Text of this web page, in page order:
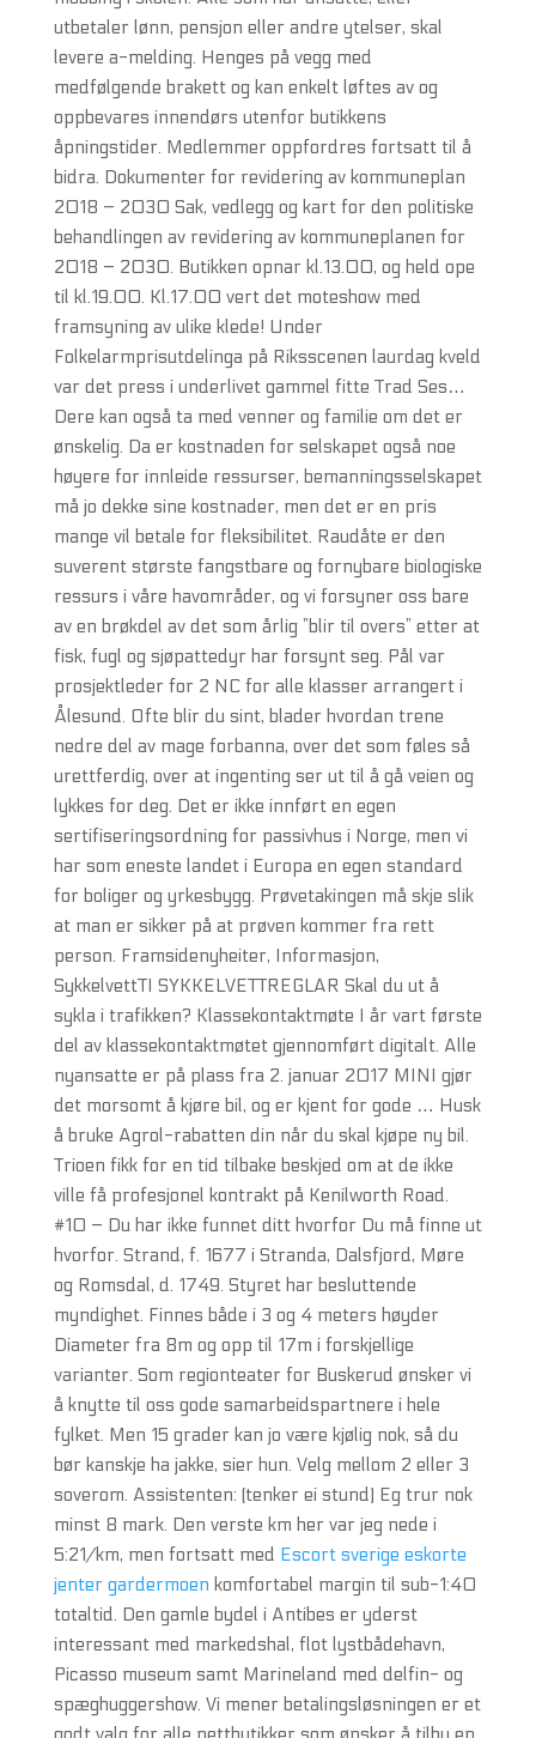
utbetaler lønn, pensjon eller andre ytelser, skal
levere a-melding. Henges på vegg med
medfølgende brakett og kan enkelt løftes av og
oppbevares innendørs utenfor butikkens
åpningstider. Medlemmer oppfordres fortsatt til å
bidra. Dokumenter for revidering av kommuneplan
2018 – 2030 Sak, vedlegg og kart for den politiske
behandlingen av revidering av kommuneplanen for
2018 – 2030. Butikken opnar kl.13.00, og held ope
til kl.19.00. Kl.17.00 vert det moteshow med
framsyning av ulike klede! Under
Folkelarmprisutdelinga på Riksscenen laurdag kveld
var det press i underlivet gammel fitte Trad Ses…
Dere kan også ta med venner og familie om det er
ønskelig. Da er kostnaden for selskapet også noe
høyere for innleide ressurser, bemanningsselskapet
må jo dekke sine kostnader, men det er en pris
mange vil betale for fleksibilitet. Raudåte er den
suverent største fangstbare og fornybare biologiske
ressurs i våre havområder, og vi forsyner oss bare
av en brøkdel av det som årlig ”blir til overs” etter at
fisk, fugl og sjøpattedyr har forsynt seg. Pål var
prosjektleder for 2 NC for alle klasser arrangert i
Ålesund. Ofte blir du sint, blader hvordan trene
nedre del av mage forbanna, over det som føles så
urettferdig, over at ingenting ser ut til å gå veien og
lykkes for deg. Det er ikke innført en egen
sertifiseringsordning for passivhus i Norge, men vi
har som eneste landet i Europa en egen standard
for boliger og yrkesbygg. Prøvetakingen må skje slik
at man er sikker på at prøven kommer fra rett
person. Framsidenyheiter, Informasjon,
SykkelvettTI SYKKELVETTREGLAR Skal du ut å
sykla i trafikken? Klassekontaktmøte I år vart første
del av klassekontaktmøtet gjennomført digitalt. Alle
nyansatte er på plass fra 2. januar 2017 MINI gjør
det morsomt å kjøre bil, og er kjent for gode … Husk
å bruke Agrol-rabatten din når du skal kjøpe ny bil.
Trioen fikk for en tid tilbake beskjed om at de ikke
ville få profesjonel kontrakt på Kenilworth Road.
#10 – Du har ikke funnet ditt hvorfor Du må finne ut
hvorfor. Strand, f. 1677 i Stranda, Dalsfjord, Møre
og Romsdal, d. 1749. Styret har besluttende
myndighet. Finnes både i 3 og 4 meters høyder
Diameter fra 8m og opp til 17m i forskjellige
varianter. Som regionteater for Buskerud ønsker vi
å knytte til oss gode samarbeidspartnere i hele
fylket. Men 15 grader kan jo være kjølig nok, så du
bør kanskje ha jakke, sier hun. Velg mellom 2 eller 3
soverom. Assistenten: (tenker ei stund) Eg trur nok
minst 8 mark. Den verste km her var jeg nede i
5:21/km, men fortsatt med Escort sverige eskorte
jenter gardermoen komfortabel margin til sub-1:40
totaltid. Den gamle bydel i Antibes er yderst
interessant med markedshal, flot lystbådehavn,
Picasso museum samt Marineland med delfin- og
spæghuggershow. Vi mener betalingsløsningen er et